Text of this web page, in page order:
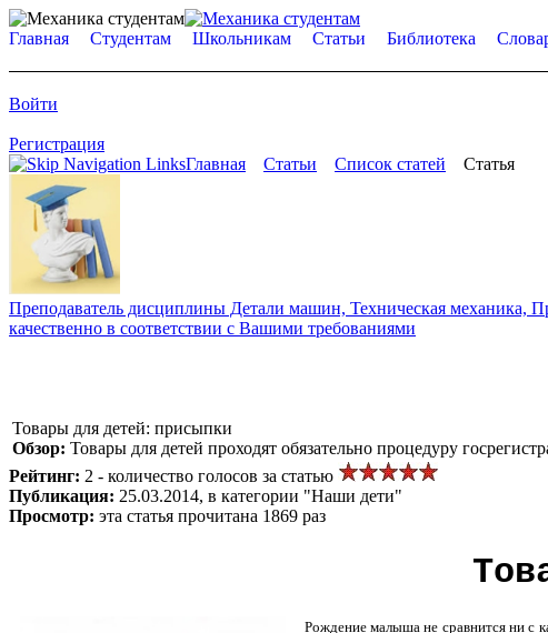
Главная Студентам Школьникам Статьи Библиотека
Войти
Регистрация
Главная
Статьи Список статей Статья
Преподаватель дисциплины Детали машин, Техническая механика,
качественно в соответствии с Вашими требованиями
Товары для детей: присыпки
Обзор: Товары для детей проходят обязательно процедуру
Рейтинг: 2 - количество голосов за статью
Публикация: 25.03.2014, в категории "Наши дети"
Просмотр: эта статья прочитана 1869 раз
Рождение малыша не сравнится ни с